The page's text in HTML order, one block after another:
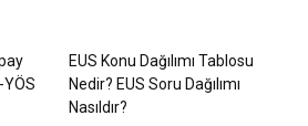
EUS Konu Dağılımı Tablosu
Nedir? EUS Soru Dağılımı
Nasıldır?